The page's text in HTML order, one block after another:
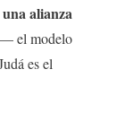
alianza
el modelo
es el